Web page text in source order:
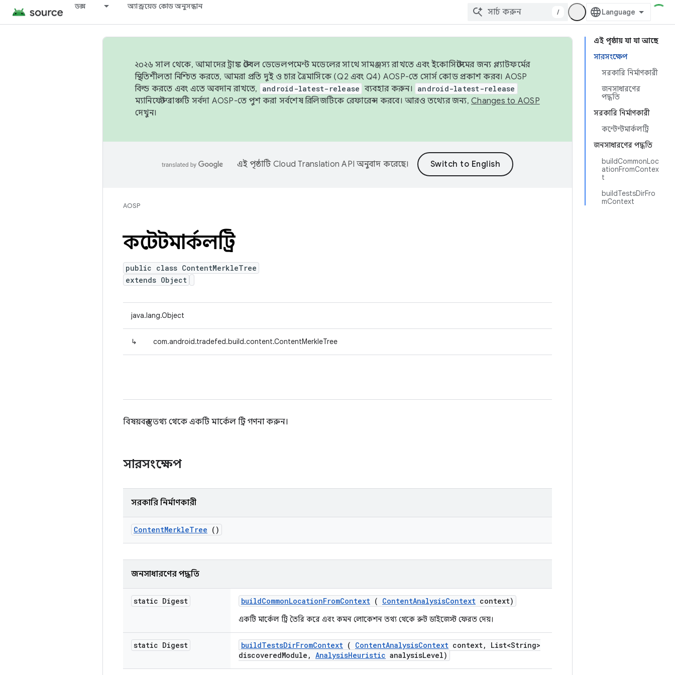
ডক্স অ্যান্ড্রয়েড কোড অনুসন্ধান
/
এই পৃষ্ঠায় যা যা আছে
সারসংক্ষেপ
সরকারি নির্মাণকারী
জনসাধারণের
পদ্ধতি
সরকারি নির্মাণকারী
কন্টেন্টমার্কলট্রি
জনসাধারণের পদ্ধতি
buildCommonLoc
ationFromContex
t
buildTestsDirFro
mContext
২০২৬ সাল থেকে, আমাদের ট্রাঙ্ক স্টেবল ডেভেলপমেন্ট মডেলের সাথে সামঞ্জস্য রাখতে এবং ইকোসিস্টেমের জন্য প্ল্যাটফর্মের
স্থিতিশীলতা নিশ্চিত করতে, আমরা প্রতি দুই ও চার ত্রৈমাসিকে (Q2 এবং Q4) AOSP-তে সোর্স কোড প্রকাশ করব। AOSP
বিল্ড করতে এবং এতে অবদান রাখতে,
android-latest-release ব্যবহার করুন। android-latest-release
ম্যানিফেস্ট ব্রাঞ্চটি সর্বদা AOSP-তে পুশ করা সর্বশেষ রিলিজটিকে রেফারেন্স করবে। আরও তথ্যের জন্য, Changes to AOSP
দেখুন।
এই পৃষ্ঠাটি Cloud Translation API অনুবাদ করেছে।
AOSP
কন্টেন্টমার্কলট্রি
public class ContentMerkleTree
extends Object
java.lang.Object
↳ com.android.tradefed.build.content.ContentMerkleTree
বিষয়বস্তুর তথ্য থেকে একটি মার্কেল ট্রি গণনা করুন।
সারসংক্ষেপ
সরকারি নির্মাণকারী
ContentMerkleTree ()
জনসাধারণের পদ্ধতি
static Digest buildCommonLocationFromContext ( ContentAnalysisContext context)
একটি মার্কেল ট্রি তৈরি করে এবং কমন লোকেশন তথ্য থেকে রুট ডাইজেস্ট ফেরত দেয়।
static Digest buildTestsDirFromContext ( ContentAnalysisContext context,
List<String>
discoveredModule , AnalysisHeuristic analysisLevel)